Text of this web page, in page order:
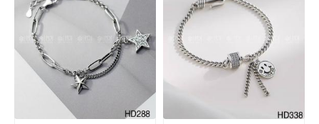
XEM CHI TIẾT XEM CHI TIẾT